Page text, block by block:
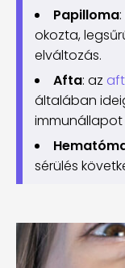
Papilloma
okozta,
elváltozás.
Afta: az
általában
immunállapot
sérülés